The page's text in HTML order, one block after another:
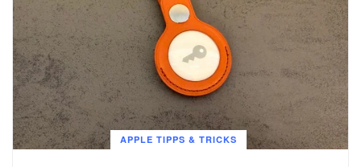
APPLE TIPPS & TRICKS